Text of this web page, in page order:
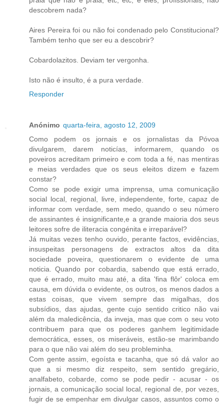
descobrem nada?
Aires Pereira foi ou não foi condenado pelo Constitucional?
Também tenho que ser eu a descobrir?
Cobardolazitos. Deviam ter vergonha.
Isto não é insulto, é a pura verdade.
Responder
Anónimo quarta-feira, agosto 12, 2009
Como podem os jornais e os jornalistas da Póvoa
divulgarem, darem noticías, informarem, quando os
poveiros acreditam primeiro e com toda a fé, nas mentiras
e meias verdades que os seus eleitos dizem e fazem
constar?
Como se pode exigir uma imprensa, uma comunicação
social local, regional, livre, independente, forte, capaz de
informar com verdade, sem medo, quando o seu número
de assinantes é insignificante,e a grande maioria dos seus
leitores sofre de iliteracia congénita e irreparável?
Já muitas vezes tenho ouvido, perante factos, evidências,
insuspeitas personagens de extractos altos da dita
sociedade poveira, questionarem o evidente de uma
noticia. Quando por cobardia, sabendo que está errado,
que é errado, muito mau até, a dita 'fina flôr' coloca em
causa, em dúvida o evidente, os outros, os menos dados a
estas coisas, que vivem sempre das migalhas, dos
subsídios, das ajudas, gente cujo sentido critico não vai
além da maledicência, da inveja, mas que com o seu voto
contribuem para que os poderes ganhem legitimidade
democrática, esses, os miseráveis, estão-se marimbando
para o que não vai além do seu probleminha.
Com gente assim, egoísta e tacanha, que só dá valor ao
que a si mesmo diz respeito, sem sentido gregário,
analfabeto, cobarde, como se pode pedir - acusar - os
jornais, a comunicação social local, regional de, por vezes,
fugir de se empenhar em divulgar casos, assuntos como o